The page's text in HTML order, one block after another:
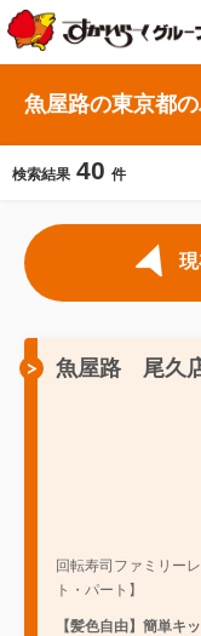
魚屋路の東京都
検索結果 40 件
魚屋路 尾久
回転寿司ファミリー
ト・パート】
【髪色自由】簡単キ